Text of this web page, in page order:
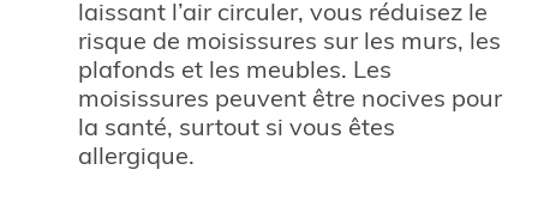
laissant l’air circuler, vous réduisez le
risque de moisissures sur les murs, les
plafonds et les meubles. Les
moisissures peuvent être nocives pour
la santé, surtout si vous êtes
allergique.